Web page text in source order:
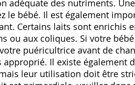
adéquate des nutriments.
le bébé. Il est également
Certains laits sont enrichis
ou aux coliques. Si votre
puéricultrice avant de
approprié. Il existe également
leur utilisation doit être